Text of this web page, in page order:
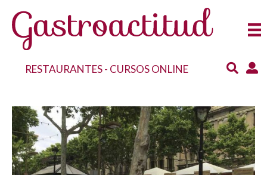
RESTAURANTES- CURSOS ONLINE